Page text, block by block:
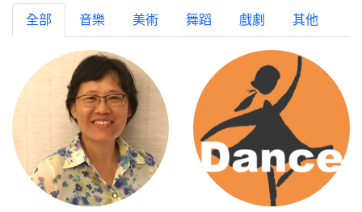
全部 音樂 美術 舞蹈 戲劇 其他